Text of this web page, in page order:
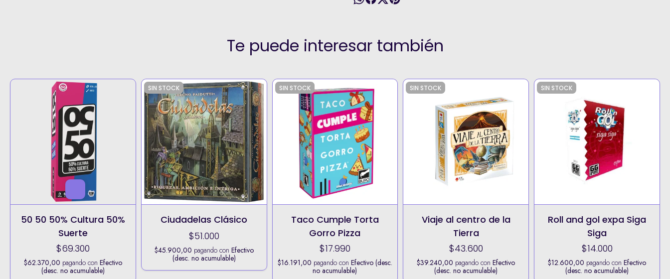
Te puede interesar también
50 50 50% Cultura 50%
Suerte
$69.300
$62.370,00 pagando con Efectivo
(desc. no acumulable)
SIN STOCK
Ciudadelas Clásico
$51.000
$45.900,00 pagando con Efectivo
(desc. no acumulable)
SIN STOCK
Taco Cumple Torta
Gorro Pizza
$17.990
$16.191,00 pagando con Efectivo (desc.
no acumulable)
SIN STOCK
Viaje al centro de la
Tierra
$43.600
$39.240,00 pagando conEfectivo
(desc. no acumulable)
SIN STOCK
Roll and gol expa Siga
Siga
$14.000
$12.600,00 pagando conEfectivo
(desc. no acumulable)